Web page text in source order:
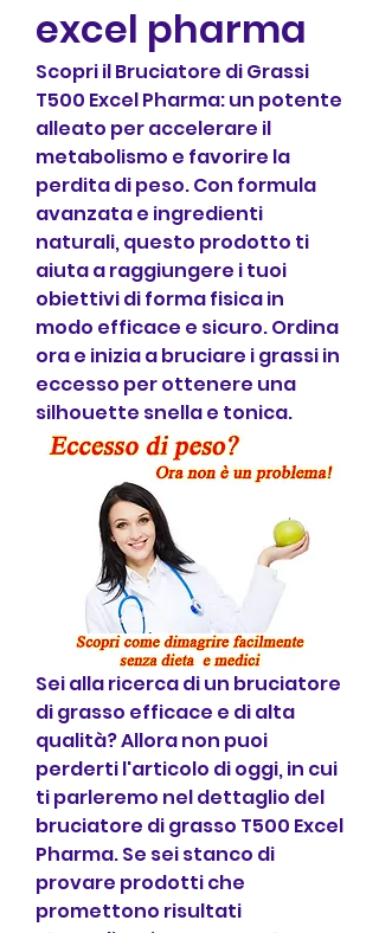
excel pharma
Scopri il Bruciatore di Grassi
T500 Excel Pharma: un potente
alleato per accelerare il
metabolismo e favorire la
perdita di peso. Con formula
avanzata e ingredienti
naturali, questo prodotto ti
aiuta a raggiungere i tuoi
obiettivi di forma fisica in
modo efficace e sicuro. Ordina
ora e inizia a bruciare i grassi in
eccesso per ottenere una
silhouette snella e tonica.
Sei alla ricerca di un bruciatore
di grasso efficace e di alta
qualità? Allora non puoi
perderti l'articolo di oggi, in cui
ti parleremo nel dettaglio del
bruciatore di grasso T500 Excel
Pharma. Se sei stanco di
provare prodotti che
promettono risultati